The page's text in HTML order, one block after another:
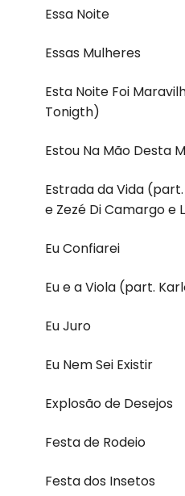
Essa Noite
Essas Mulheres
Esta Noite Foi
Tonigth)
Estou Na Mão Desta
Estrada da Vida
e Zezé Di Camargo e
Eu Confiarei
Eu e a Viola (part.
Eu Juro
Eu Nem Sei Existir
Explosão de Desejos
Festa de Rodeio
Festa dos Insetos